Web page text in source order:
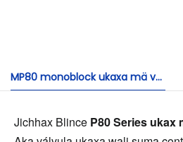
MP80 monoblock ukaxa mä válvula de control direccional ukawa
Jichhax Blince P80 Series ukax